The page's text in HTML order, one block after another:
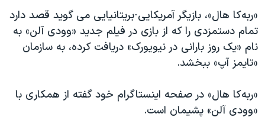
دادگاه حمید نوری
چهل سال گروگان‌گیری
قانون شفافیت دارائی کادر رهبری ایران
اسرائیل در جنگ
«ربه‌کا هال»، بازیگر آمریکایی-بریتانیایی می گوید قصد دارد
تمام دستمزدی را که از بازی در فیلم جدید «وودی آلن» به
نام «یک روز بارانی در نیویورک» دریافت کرده، به سازمان
«تایمز آپ» ببخشد.
«ربه‌کا هال» در صفحه اینستاگرام خود گفته از همکاری با
«وودی آلن» پشیمان است.